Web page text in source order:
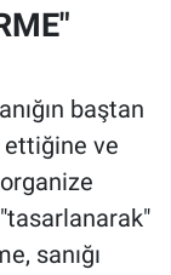
baştan
ettiğine ve
sanığı